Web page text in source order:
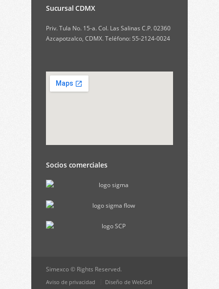
Sucursal CDMX
Priv. Tula No. 15-a. Col. Las Salinas C.P. 02360
Azcapotzalco, CDMX. Teléfono: 55-2124-0024
Socios comerciales
Simexco © Rights Reserved.
Aviso de privacidad Diseño de WebGdl